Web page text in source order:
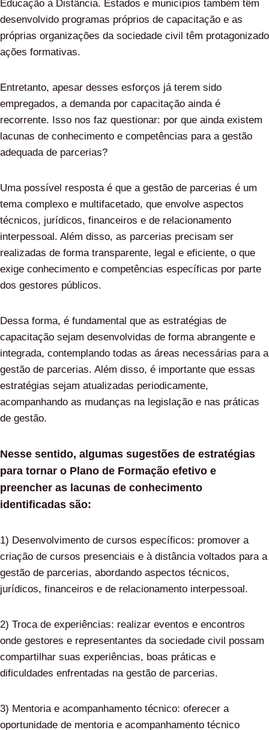
Educação à Distância. Estados e municípios também têm
desenvolvido programas próprios de capacitação e as
próprias organizações da sociedade civil têm protagonizado
ações formativas.
Entretanto, apesar desses esforços já terem sido
empregados, a demanda por capacitação ainda é
recorrente. Isso nos faz questionar: por que ainda existem
lacunas de conhecimento e competências para a gestão
adequada de parcerias?
Uma possível resposta é que a gestão de parcerias é um
tema complexo e multifacetado, que envolve aspectos
técnicos, jurídicos, financeiros e de relacionamento
interpessoal. Além disso, as parcerias precisam ser
realizadas de forma transparente, legal e eficiente, o que
exige conhecimento e competências específicas por parte
dos gestores públicos.
Dessa forma, é fundamental que as estratégias de
capacitação sejam desenvolvidas de forma abrangente e
integrada, contemplando todas as áreas necessárias para a
gestão de parcerias. Além disso, é importante que essas
estratégias sejam atualizadas periodicamente,
acompanhando as mudanças na legislação e nas práticas
de gestão.
Nesse sentido, algumas sugestões de estratégias
para tornar o Plano de Formação efetivo e
preencher as lacunas de conhecimento
identificadas são:
1) Desenvolvimento de cursos específicos: promover a
criação de cursos presenciais e à distância voltados para a
gestão de parcerias, abordando aspectos técnicos,
jurídicos, financeiros e de relacionamento interpessoal.
2) Troca de experiências: realizar eventos e encontros
onde gestores e representantes da sociedade civil possam
compartilhar suas experiências, boas práticas e
dificuldades enfrentadas na gestão de parcerias.
3) Mentoria e acompanhamento técnico: oferecer a
oportunidade de mentoria e acompanhamento técnico